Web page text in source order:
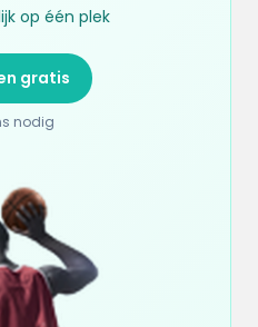
op één plek
gratis
nodig